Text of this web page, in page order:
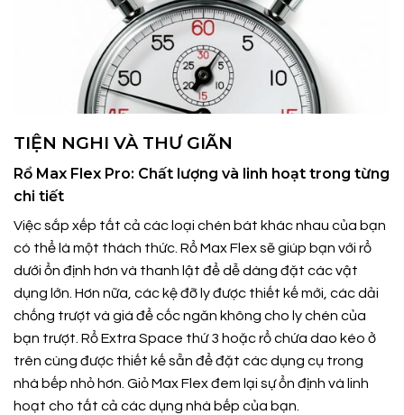
TIỆN NGHI VÀ THƯ GIÃN
Rổ Max Flex Pro: Chất lượng và linh hoạt trong từng
chi tiết
Việc sắp xếp tất cả các loại chén bát khác nhau của bạn
có thể là một thách thức. Rổ Max Flex sẽ giúp bạn với rổ
dưới ổn định hơn và thanh lật để dễ dàng đặt các vật
dụng lớn. Hơn nữa, các kệ đỡ ly được thiết kế mới, các dải
chống trượt và giá để cốc ngăn không cho ly chén của
bạn trượt. Rổ Extra Space thứ 3 hoặc rổ chứa dao kéo ở
trên cùng được thiết kế sẵn để đặt các dụng cụ trong
nhà bếp nhỏ hơn. Giỏ Max Flex đem lại sự ổn định và linh
hoạt cho tất cả các dụng nhà bếp của bạn.